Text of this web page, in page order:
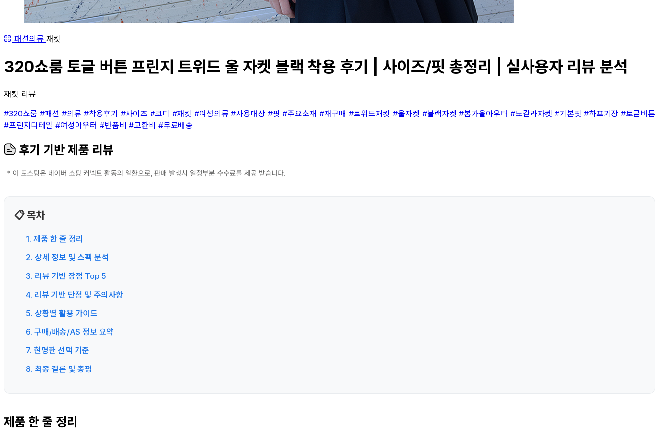
패션의류 재킷
320쇼룸 토글 버튼 프린지 트위드 울 자켓 블랙 착용 후기 | 사이즈/핏 총정리 | 실사용자 리뷰 분석
재킷 리뷰
#320쇼룸 #패션 #의류 #착용후기 #사이즈 #코디 #재킷 #여성의류 #사용대상 #핏 #주요소재 #재구매 #트위드재킷 #울자켓 #블랙자켓 #봄가을아우터 #노칼라자켓 #기본핏 #하프기장 #토글버튼
#프린지디테일 #여성아우터 #반품비 #교환비 #무료배송
후기 기반 제품 리뷰
📋 목차
1. 제품 한 줄 정리
2. 상세 정보 및 스펙 분석
3. 리뷰 기반 장점 Top 5
4. 리뷰 기반 단점 및 주의사항
5. 상황별 활용 가이드
6. 구매/배송/AS 정보 요약
7. 현명한 선택 기준
8. 최종 결론 및 총평
제품 한 줄 정리